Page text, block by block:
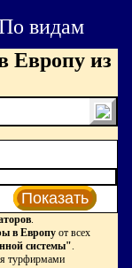
видам
Европу из
Показать
.
в Европу от всех
системы".
турфирмами